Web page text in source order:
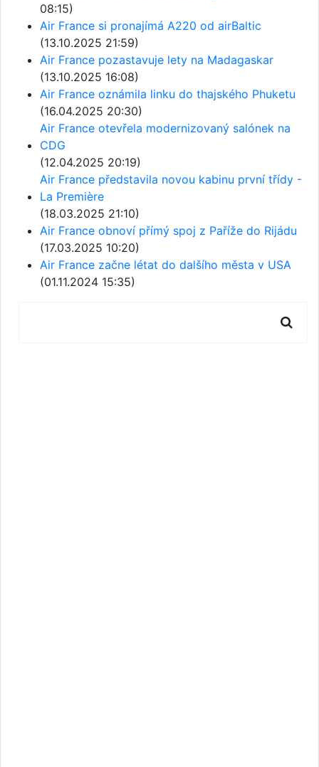
08:15)
Air France si pronajímá A220 od airBaltic
(13.10.2025 21:59)
Air France pozastavuje lety na Madagaskar
(13.10.2025 16:08)
Air France oznámila linku do thajského Phuketu
(16.04.2025 20:30)
Air France otevřela modernizovaný salónek na
CDG
(12.04.2025 20:19)
Air France představila novou kabinu první třídy -
La Première
(18.03.2025 21:10)
Air France obnoví přímý spoj z Paříže do Rijádu
(17.03.2025 10:20)
Air France začne létat do dalšího města v USA
(01.11.2024 15:35)